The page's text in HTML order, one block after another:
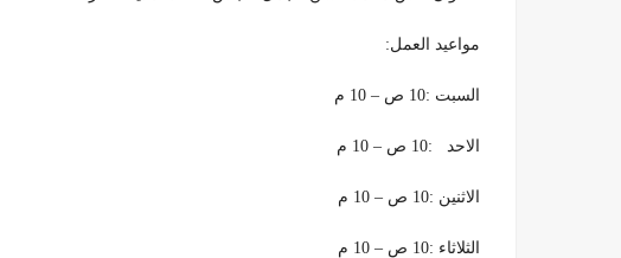
مواعيد العمل:
السبت :10 ص – 10 م
الاحد :10 ص – 10 م
الاثنين :10 ص – 10 م
الثلاثاء :10 ص – 10 م